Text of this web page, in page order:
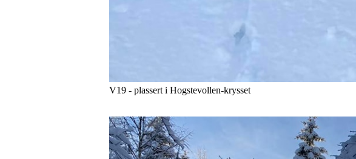
V19 - plassert i Hogstevollen-krysset